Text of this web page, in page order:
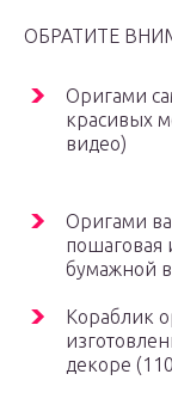
ОБРАТИТЕ
Оригами
красивых
видео)
Оригами
пошаговая
бумажной
Кораблик
декоре